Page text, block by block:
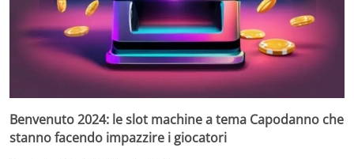
Benvenuto 2024: le slot machine a tema Capodanno che
stanno facendo impazzire i giocatori